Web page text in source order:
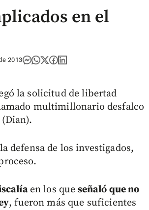
en el
2013
la solicitud de libertad
multimillonario desfalco
defensa de los investigados,
en los que señaló que no
, fueron más que suficientes